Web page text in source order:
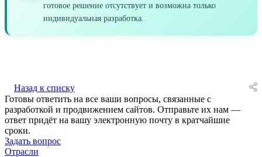
готовое решение отсутствует и возможна только
индивидуальная разработка.
Назад к списку
Готовы ответить на все ваши вопросы, связанные с
разработкой и продвижением сайтов. Отправьте их нам —
ответ придёт на вашу электронную почту в кратчайшие
сроки.
Задать вопрос
Отрасли